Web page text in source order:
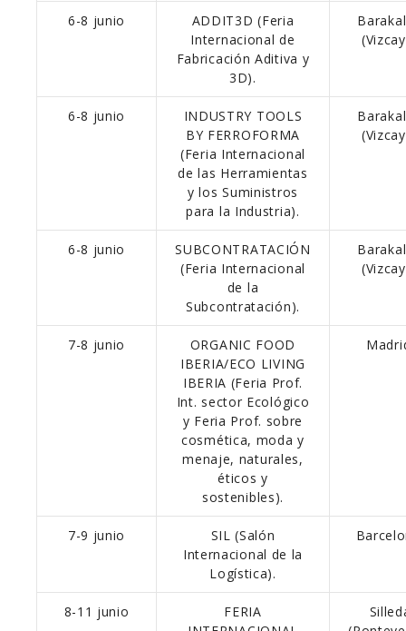
6-8 junio
ADDIT3D (Feria
Internacional de
Fabricación Aditiva y
3D).
6-8 junio
INDUSTRY TOOLS
BY FERROFORMA
(Feria Internacional
de las Herramientas
y los Suministros
para la Industria).
6-8 junio
SUBCONTRATACIÓN
(Feria Internacional
de la
Subcontratación).
7-8 junio
ORGANIC FOOD
IBERIA/ECO LIVING
IBERIA (Feria Prof.
Int. sector Ecológico
y Feria Prof. sobre
cosmética, moda y
menaje, naturales,
éticos y
sostenibles).
7-9 junio
SIL (Salón
Internacional de la
Logística).
8-11 junio
FERIA